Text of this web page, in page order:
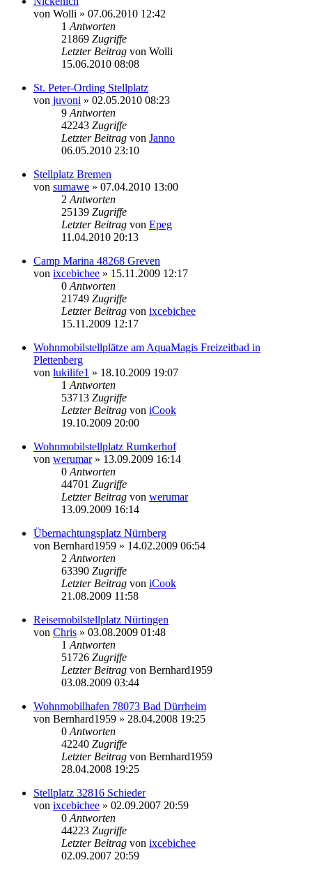
von Wolli » 07.06.2010 12:42
1 Antworten
21869 Zugriffe
Letzter Beitrag von Wolli
15.06.2010 08:08
St. Peter-Ording Stellplatz
von juvoni » 02.05.2010 08:23
9 Antworten
42243 Zugriffe
Letzter Beitrag von Janno
06.05.2010 23:10
Stellplatz Bremen
von sumawe » 07.04.2010 13:00
2 Antworten
25139 Zugriffe
Letzter Beitrag von Epeg
11.04.2010 20:13
Camp Marina 48268 Greven
von ixcebichee » 15.11.2009 12:17
0 Antworten
21749 Zugriffe
Letzter Beitrag von ixcebichee
15.11.2009 12:17
Wohnmobilstellplätze am AquaMagis Freizeitbad in
Plettenberg
von lukilife1 » 18.10.2009 19:07
1 Antworten
53713 Zugriffe
Letzter Beitrag von iCook
19.10.2009 20:00
Wohnmobilstellplatz Rumkerhof
von werumar» 13.09.2009 16:14
0 Antworten
44701 Zugriffe
Letzter Beitrag von werumar
13.09.2009 16:14
Übernachtungsplatz Nürnberg
von Bernhard1959 » 14.02.2009 06:54
2 Antworten
63390 Zugriffe
Letzter Beitrag von iCook
21.08.2009 11:58
Reisemobilstellplatz Nürtingen
von Chris » 03.08.2009 01:48
1 Antworten
51726 Zugriffe
Letzter Beitrag von Bernhard1959
03.08.2009 03:44
Wohnmobilhafen 78073 Bad Dürrheim
von Bernhard1959 » 28.04.2008 19:25
0 Antworten
42240 Zugriffe
Letzter Beitrag von Bernhard1959
28.04.2008 19:25
Stellplatz 32816 Schieder
von ixcebichee » 02.09.2007 20:59
0 Antworten
44223 Zugriffe
Letzter Beitrag von ixcebichee
02.09.2007 20:59